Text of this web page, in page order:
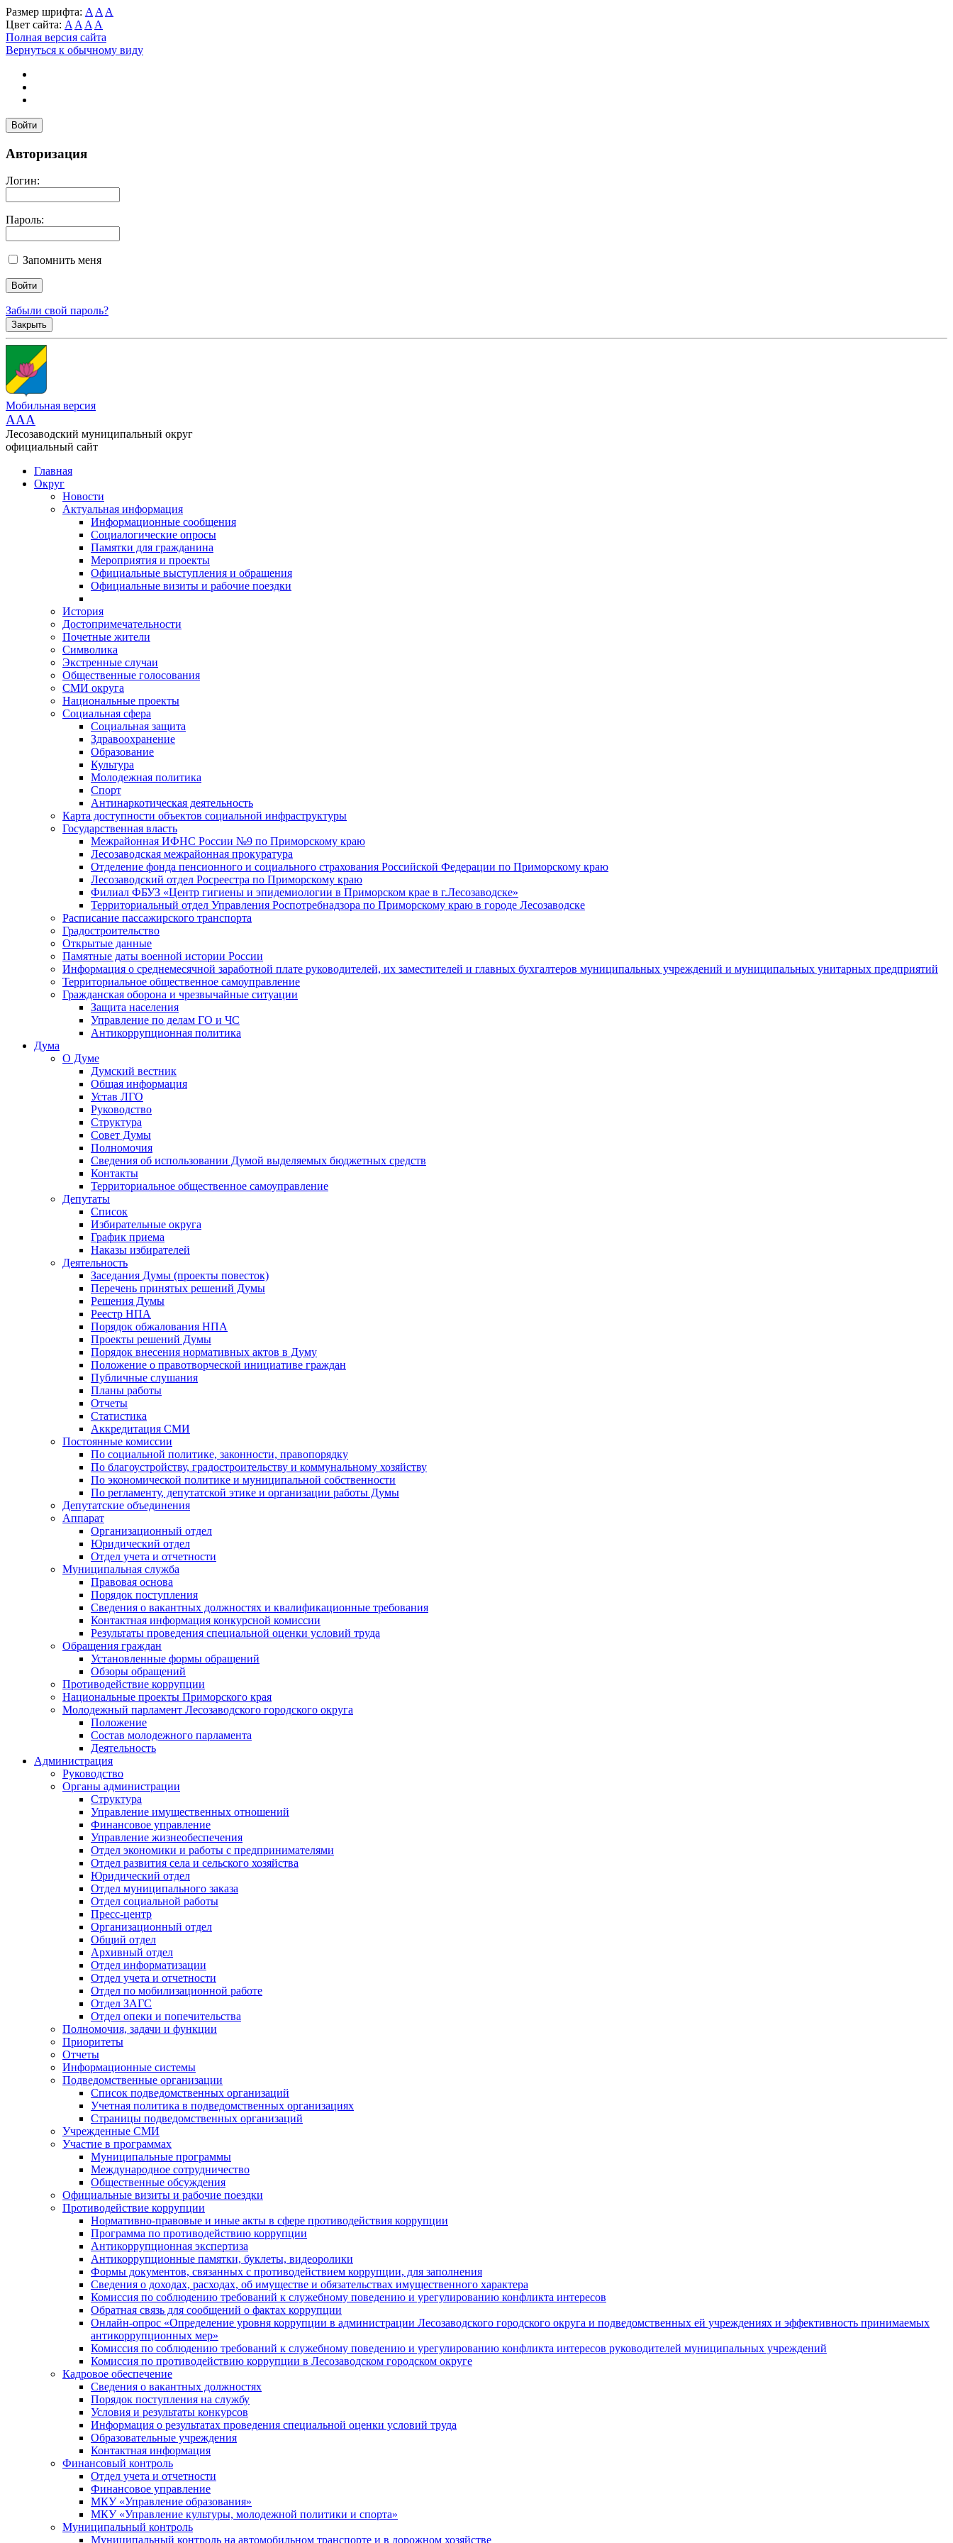
Размер шрифта: A A A
Цвет сайта: A A A A
Полная версия сайта
Вернуться к обычному виду
Войти
Авторизация
Логин:
Пароль:
Запомнить меня
Забыли свой пароль?
Закрыть
Мобильная версия
AAA
Лесозаводский муниципальный округ
официальный сайт
Главная
Округ
Новости
Актуальная информация
Информационные сообщения
Социалогические опросы
Памятки для гражданина
Мероприятия и проекты
Официальные выступления и обращения
Официальные визиты и рабочие поездки
История
Достопримечательности
Почетные жители
Символика
Экстренные случаи
Общественные голосования
СМИ округа
Национальные проекты
Социальная сфера
Социальная защита
Здравоохранение
Образование
Культура
Молодежная политика
Спорт
Антинаркотическая деятельность
Карта доступности объектов социальной инфраструктуры
Государственная власть
Межрайонная ИФНС России №9 по Приморскому краю
Лесозаводская межрайонная прокуратура
Отделение фонда пенсионного и социального страхования Российской Федерации по Приморскому краю
Лесозаводский отдел Росреестра по Приморскому краю
Филиал ФБУЗ «Центр гигиены и эпидемиологии в Приморском крае в г.Лесозаводске»
Территориальный отдел Управления Роспотребнадзора по Приморскому краю в городе Лесозаводске
Расписание пассажирского транспорта
Градостроительство
Открытые данные
Памятные даты военной истории России
Информация о среднемесячной заработной плате руководителей, их заместителей и главных бухгалтеров муниципальных учреждений и муниципальных унитарных предприятий
Территориальное общественное самоуправление
Гражданская оборона и чрезвычайные ситуации
Защита населения
Управление по делам ГО и ЧС
Антикоррупционная политика
Дума
О Думе
Думский вестник
Общая информация
Устав ЛГО
Руководство
Структура
Совет Думы
Полномочия
Сведения об использовании Думой выделяемых бюджетных средств
Контакты
Территориальное общественное самоуправление
Депутаты
Список
Избирательные округа
График приема
Наказы избирателей
Деятельность
Заседания Думы (проекты повесток)
Перечень принятых решений Думы
Решения Думы
Реестр НПА
Порядок обжалования НПА
Проекты решений Думы
Порядок внесения нормативных актов в Думу
Положение о правотворческой инициативе граждан
Публичные слушания
Планы работы
Отчеты
Статистика
Аккредитация СМИ
Постоянные комиссии
По социальной политике, законности, правопорядку
По благоустройству, градостроительству и коммунальному хозяйству
По экономической политике и муниципальной собственности
По регламенту, депутатской этике и организации работы Думы
Депутатские объединения
Аппарат
Организационный отдел
Юридический отдел
Отдел учета и отчетности
Муниципальная служба
Правовая основа
Порядок поступления
Сведения о вакантных должностях и квалификационные требования
Контактная информация конкурсной комиссии
Результаты проведения специальной оценки условий труда
Обращения граждан
Установленные формы обращений
Обзоры обращений
Противодействие коррупции
Национальные проекты Приморского края
Молодежный парламент Лесозаводского городского округа
Положение
Состав молодежного парламента
Деятельность
Администрация
Руководство
Органы администрации
Структура
Управление имущественных отношений
Финансовое управление
Управление жизнеобеспечения
Отдел экономики и работы с предпринимателями
Отдел развития села и сельского хозяйства
Юридический отдел
Отдел муниципального заказа
Отдел социальной работы
Пресс-центр
Организационный отдел
Общий отдел
Архивный отдел
Отдел информатизации
Отдел учета и отчетности
Отдел по мобилизационной работе
Отдел ЗАГС
Отдел опеки и попечительства
Полномочия, задачи и функции
Приоритеты
Отчеты
Информационные системы
Подведомственные организации
Список подведомственных организаций
Учетная политика в подведомственных организациях
Страницы подведомственных организаций
Учрежденные СМИ
Участие в программах
Муниципальные программы
Международное сотрудничество
Общественные обсуждения
Официальные визиты и рабочие поездки
Противодействие коррупции
Нормативно-правовые и иные акты в сфере противодействия коррупции
Программа по противодействию коррупции
Антикоррупционная экспертиза
Антикоррупционные памятки, буклеты, видеоролики
Формы документов, связанных с противодействием коррупции, для заполнения
Сведения о доходах, расходах, об имуществе и обязательствах имущественного характера
Комиссия по соблюдению требований к служебному поведению и урегулированию конфликта интересов
Обратная связь для сообщений о фактах коррупции
Онлайн-опрос «Определение уровня коррупции в администрации Лесозаводского городского округа и подведомственных ей учреждениях и эффективность принимаемых
антикоррупционных мер»
Комиссия по соблюдению требований к служебному поведению и урегулированию конфликта интересов руководителей муниципальных учреждений
Комиссия по противодействию коррупции в Лесозаводском городском округе
Кадровое обеспечение
Сведения о вакантных должностях
Порядок поступления на службу
Условия и результаты конкурсов
Информация о результатах проведения специальной оценки условий труда
Образовательные учреждения
Контактная информация
Финансовый контроль
Отдел учета и отчетности
Финансовое управление
МКУ «Управление образования»
МКУ «Управление культуры, молодежной политики и спорта»
Муниципальный контроль
Муниципальный контроль на автомобильном транспорте и в дорожном хозяйстве